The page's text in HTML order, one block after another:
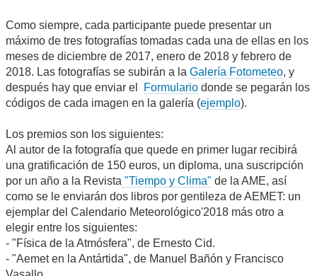
Como siempre, cada participante puede presentar un
máximo de tres fotografías tomadas cada una de ellas en los
meses de diciembre de 2017, enero de 2018 y febrero de
2018. Las fotografías se subirán a la Galería Fotometeo, y
después hay que enviar el
Formulario donde se pegarán los
códigos de cada imagen en la galería (ejemplo).
Los premios son los siguientes:
Al autor de la fotografía que quede en primer lugar recibirá
una gratificación de 150 euros, un diploma, una suscripción
por un año a la Revista "Tiempo y Clima" de la AME, así
como se le enviarán dos libros por gentileza de AEMET: un
ejemplar del Calendario Meteorológico'2018 más otro a
elegir entre los siguientes:
- "Física de la Atmósfera", de Ernesto Cid.
- "Aemet en la Antártida", de Manuel Bañón y Francisco